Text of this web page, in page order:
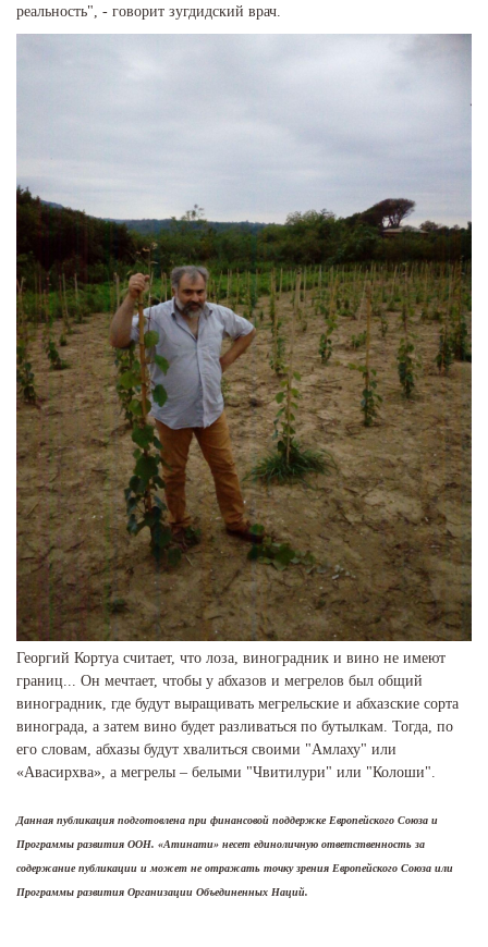
реальность", - говорит зугдидский врач.
Георгий Кортуа считает, что лоза, виноградник и вино не имеют
границ... Он мечтает, чтобы у абхазов и мегрелов был общий
виноградник, где будут выращивать мегрельские и абхазские сорта
винограда, а затем вино будет разливаться по бутылкам. Тогда, по
его словам, абхазы будут хвалиться своими "Амлаху" или
«Авасирхва», а мегрелы – белыми "Чвитилури" или "Колоши".
Данная публикация подготовлена при финансовой поддержке Европейского Союза и
Программы развития ООН. «Атинати» несет единоличную ответственность за
содержание публикации и может не отражать точку зрения Европейского Союза или
Программы развития Организации Объединенных Наций.